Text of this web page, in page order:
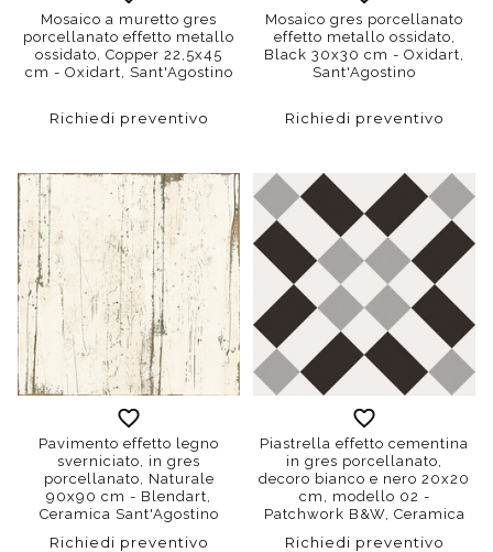
Mosaico a muretto gres
porcellanato effetto metallo
ossidato, Copper 22,5x45
cm - Oxidart, Sant'Agostino
Richiedi preventivo
Mosaico gres porcellanato
effetto metallo ossidato,
Black 30x30 cm - Oxidart,
Sant'Agostino
Richiedi preventivo
Pavimento effetto legno
sverniciato, in gres
porcellanato, Naturale
90x90 cm - Blendart,
Ceramica Sant'Agostino
Richiedi preventivo
Piastrella effetto cementina
in gres porcellanato,
decoro bianco e nero 20x20
cm, modello 02 -
Patchwork B&W, Ceramica
Richiedi preventivo